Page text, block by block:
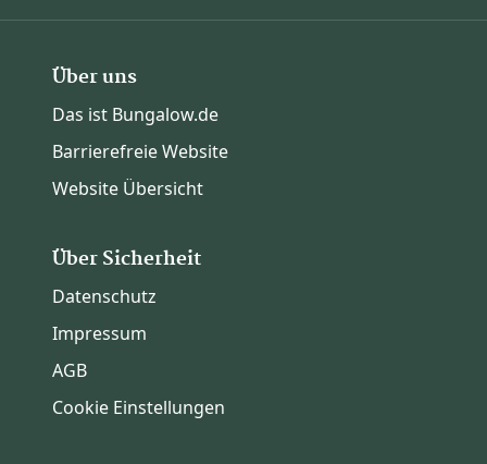
Über uns
Das ist Bungalow.de
Barrierefreie Website
Website Übersicht
Über Sicherheit
Datenschutz
Impressum
AGB
Cookie Einstellungen